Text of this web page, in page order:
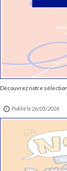
Découvrez notre
Publié le 26/05/2026